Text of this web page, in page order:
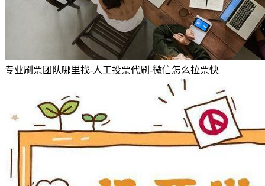
专业刷票团队哪里找-人工投票代刷-微信怎么拉票快